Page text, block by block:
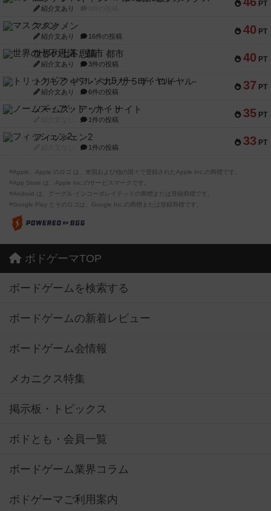
PT
紹介文あり
40 PT
マスクメン
紹介文あり 16件の投稿
40 PT
世界の七不思議：都市
紹介文あり 3件の投稿
37 PT
トリックギア - ペルソナ5 ザ・ロイヤル-
紹介文あり 6件の投稿
35 PT
ノームズ・アット・ナイト
1件の投稿
33 PT
フィッシェン2
1件の投稿
※Apple、Apple のロゴ は、米国および他の国々で登録されたApple Inc.の商標です。
※App Store は、Apple Inc.のサービスマークです。
※Android は、グーグル インコーポレイテッドの商標または登録商標です。
※Google Play とそのロゴは、Google Inc.の商標または登録商標です。
ボドゲーマTOP
ボードゲームを検索する
ボードゲームの新着レビュー
ボードゲーム会情報
メカニクス特集
掲示板・トピックス
ボドとも・会員一覧
ボードゲーム業界コラム
ボドゲーマご利用案内